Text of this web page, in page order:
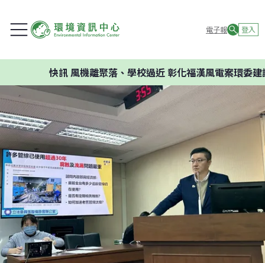
電子報 登入
風機離聚落、學校過近 彰化福漢風電案環委建議不